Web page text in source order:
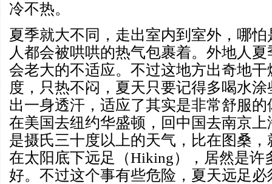
冷不热。
夏季就大不同，走出室内到室外，哪
人都会被哄哄的热气包裹着。外地人
会老大的不适应。不过这地方出奇地
度，只热不闷，夏天只要记得多喝水
出一身透汗，适应了其实是非常舒服
在美国去纽约华盛顿，回中国去南京
是摄氏三十度以上的天气，比在图桑
在太阳底下远足（Hiking），居然是许
好。不过这个事有些危险，夏天远足